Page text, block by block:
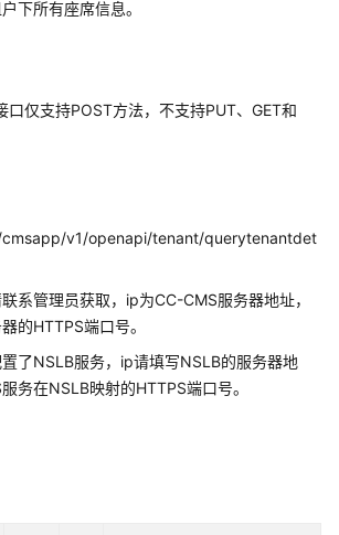
下所有座席信息。
口仅支持POST方法，不支持PUT、GET和
v1/openapi/tenant/querytenantdet
系管理员获取，ip为CC-CMS服务器地址，
的HTTPS端口号。
了NSLB服务，ip请填写NSLB的服务器地
务在NSLB映射的HTTPS端口号。